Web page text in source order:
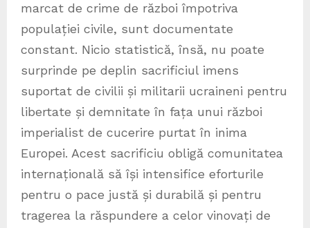
marcat de crime de război împotriva
populației civile, sunt documentate
constant. Nicio statistică, însă, nu poate
surprinde pe deplin sacrificiul imens
suportat de civilii și militarii ucraineni pentru
libertate și demnitate în fața unui război
imperialist de cucerire purtat în inima
Europei. Acest sacrificiu obligă comunitatea
internațională să își intensifice eforturile
pentru o pace justă și durabilă și pentru
tragerea la răspundere a celor vinovați de